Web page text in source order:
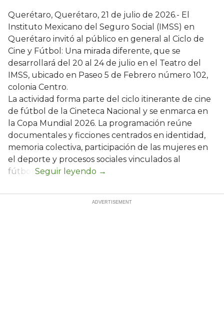
Querétaro, Querétaro, 21 de julio de 2026.- El
Instituto Mexicano del Seguro Social (IMSS) en
Querétaro invitó al público en general al Ciclo de
Cine y Fútbol: Una mirada diferente, que se
desarrollará del 20 al 24 de julio en el Teatro del
IMSS, ubicado en Paseo 5 de Febrero número 102,
colonia Centro.
La actividad forma parte del ciclo itinerante de cine
de fútbol de la Cineteca Nacional y se enmarca en
la Copa Mundial 2026. La programación reúne
documentales y ficciones centrados en identidad,
memoria colectiva, participación de las mujeres en
el deporte y procesos sociales vinculados al
fútbol.